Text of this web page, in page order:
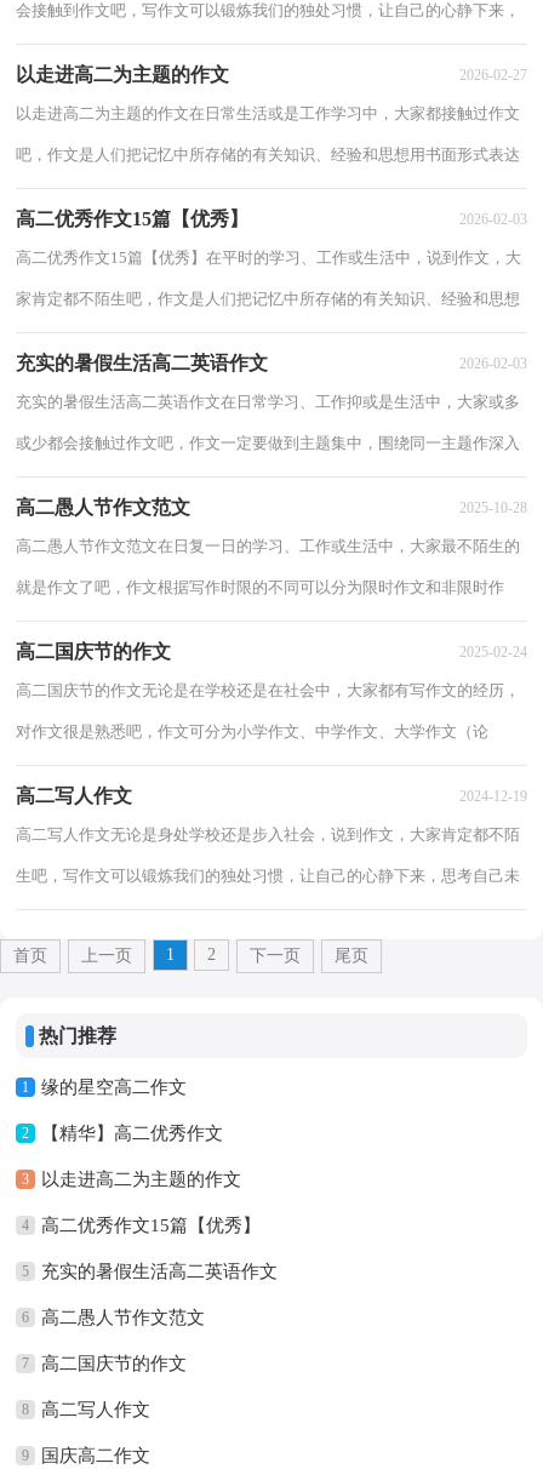
会接触到作文吧，写作文可以锻炼我们的独处习惯，让自己的心静下来，
以走进高二为主题的作文 2026-02-27
以走进高二为主题的作文在日常生活或是工作学习中，大家都接触过作文
吧，作文是人们把记忆中所存储的有关知识、经验和思想用书面形式表达
高二优秀作文15篇【优秀】 2026-02-03
高二优秀作文15篇【优秀】在平时的学习、工作或生活中，说到作文，大
家肯定都不陌生吧，作文是人们把记忆中所存储的有关知识、经验和思想
充实的暑假生活高二英语作文 2026-02-03
充实的暑假生活高二英语作文在日常学习、工作抑或是生活中，大家或多
或少都会接触过作文吧，作文一定要做到主题集中，围绕同一主题作深入
高二愚人节作文范文 2025-10-28
高二愚人节作文范文在日复一日的学习、工作或生活中，大家最不陌生的
就是作文了吧，作文根据写作时限的不同可以分为限时作文和非限时作
高二国庆节的作文 2025-02-24
高二国庆节的作文无论是在学校还是在社会中，大家都有写作文的经历，
对作文很是熟悉吧，作文可分为小学作文、中学作文、大学作文（论
高二写人作文 2024-12-19
高二写人作文无论是身处学校还是步入社会，说到作文，大家肯定都不陌
生吧，写作文可以锻炼我们的独处习惯，让自己的心静下来，思考自己未
首页 上一页 1 2 下一页 尾页
热门推荐
1 缘的星空高二作文
2 【精华】高二优秀作文
3 以走进高二为主题的作文
4 高二优秀作文15篇【优秀】
5 充实的暑假生活高二英语作文
6 高二愚人节作文范文
7 高二国庆节的作文
8 高二写人作文
9 国庆高二作文